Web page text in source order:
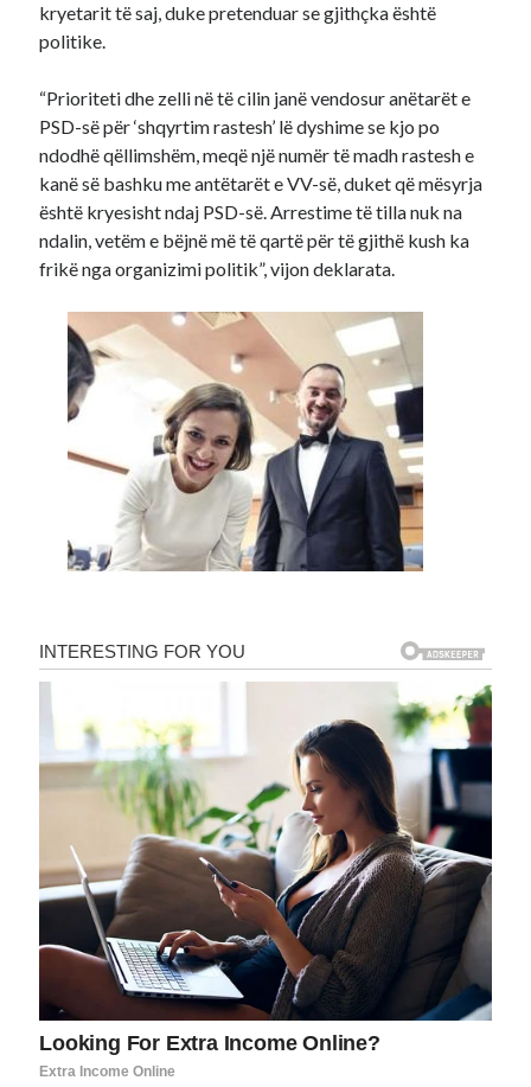
kryetarit të saj, duke pretenduar se gjithçka është
politike.
“Prioriteti dhe zelli në të cilin janë vendosur anëtarët e
PSD-së për ‘shqyrtim rastesh’ lë dyshime se kjo po
ndodhë qëllimshëm, meqë një numër të madh rastesh e
kanë së bashku me antëtarët e VV-së, duket që mësyrja
është kryesisht ndaj PSD-së. Arrestime të tilla nuk na
ndalin, vetëm e bëjnë më të qartë për të gjithë kush ka
frikë nga organizimi politik”, vijon deklarata.